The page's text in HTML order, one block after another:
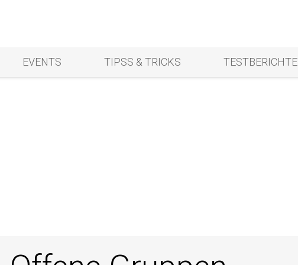
EVENTS TIPSS & TRICKS TESTBERICHTE